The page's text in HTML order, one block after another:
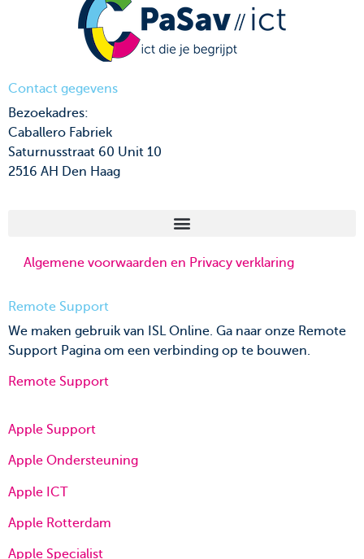
Contact gegevens
Bezoekadres:
Caballero Fabriek
Saturnusstraat 60 Unit 10
2516 AH Den Haag
Algemene voorwaarden en Privacy verklaring
Remote Support
We maken gebruik van ISL Online. Ga naar onze Remote
Support Pagina om een verbinding op te bouwen.
Remote Support
Apple Support
Apple Ondersteuning
Apple ICT
Apple Rotterdam
Apple Specialist